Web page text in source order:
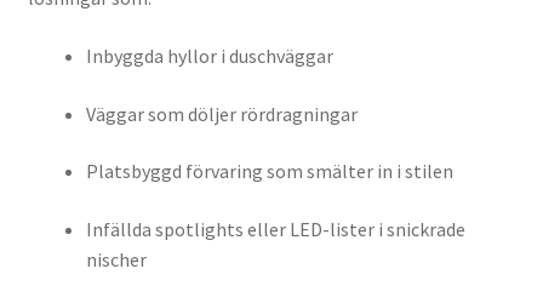
Inbyggda hyllor i duschväggar
Väggar som döljer rördragningar
Platsbyggd förvaring som smälter in i stilen
Infällda spotlights eller LED-lister i snickrade
nischer